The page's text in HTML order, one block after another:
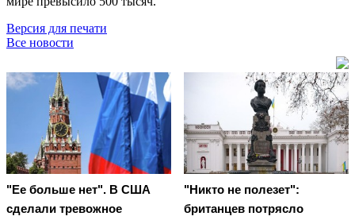
Версия для печати
Все новости
"Ее больше нет". В США
сделали тревожное
"Никто не полезет":
британцев потрясло